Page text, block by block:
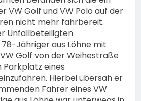
VW Golf und VW Polo auf der
nicht mehr fahrbereit.
Unfallbeteiligten
Jähriger aus Löhne mit
Golf von der Weihestraße
Parkplatz eines
Hierbei übersah er
Fahrer eines VW